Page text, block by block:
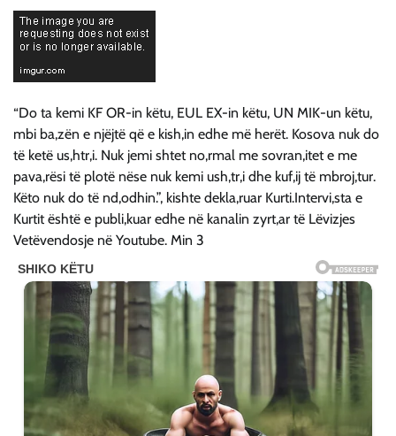
“Do ta kemi KF OR-in këtu, EUL EX-in këtu, UN MIK-un këtu,
mbi ba,zën e njëjtë që e kish,in edhe më herët. Kosova nuk do
të ketë us,htr,i. Nuk jemi shtet no,rmal me sovran,itet e me
pava,rësi të plotë nëse nuk kemi ush,tr,i dhe kuf,ij të mbroj,tur.
Këto nuk do të nd,odhin.”, kishte dekla,ruar Kurti.Intervi,sta e
Kurtit është e publi,kuar edhe në kanalin zyrt,ar të Lëvizjes
Vetëvendosje në Youtube. Min 3